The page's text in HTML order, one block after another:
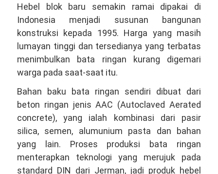
Hebel blok baru semakin ramai dipakai di
Indonesia menjadi susunan bangunan
konstruksi kepada 1995. Harga yang masih
lumayan tinggi dan tersedianya yang terbatas
menimbulkan bata ringan kurang digemari
warga pada saat-saat itu.
Bahan baku bata ringan sendiri dibuat dari
beton ringan jenis AAC (Autoclaved Aerated
concrete), yang ialah kombinasi dari pasir
silica, semen, alumunium pasta dan bahan
yang lain. Proses produksi bata ringan
menterapkan teknologi yang merujuk pada
standard DIN dari Jerman, jadi produk hebel